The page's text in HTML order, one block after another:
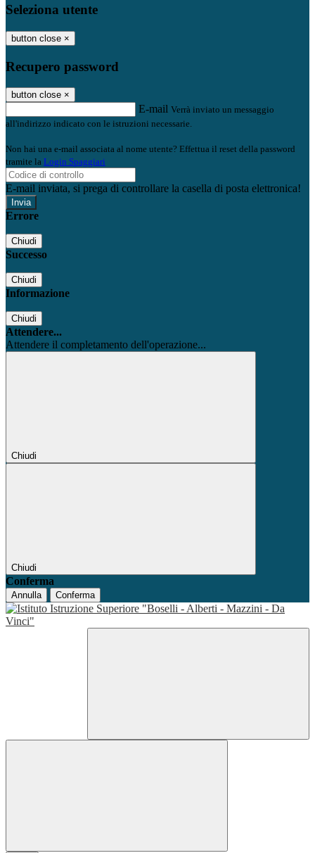
Seleziona utente
button close ×
Recupero password
button close ×
E-mail Verrà inviato un messaggio
all'indirizzo indicato con le istruzioni necessarie.
Non hai una e-mail associata al nome utente? Effettua il reset della password
tramite la Login Spaggiari
E-mail inviata, si prega di controllare la casella di posta elettronica!
Errore
Chiudi
Successo
Chiudi
Informazione
Chiudi
Attendere...
Attendere il completamento dell'operazione...
Chiudi
Chiudi
Conferma
Annulla Conferma